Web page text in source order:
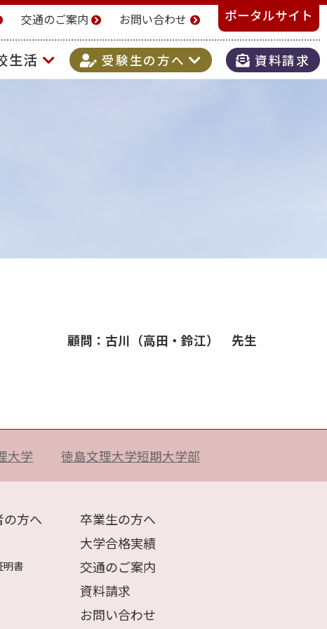
交通のご案内 お問い合わせ ポータルサイト
生活 受験生の方へ 資料請求
顧問：古川（高田・鈴江） 先生
大学 徳島文理大学短期大学部
の方へ
明書
卒業生の方へ
大学合格実績
交通のご案内
資料請求
お問い合わせ